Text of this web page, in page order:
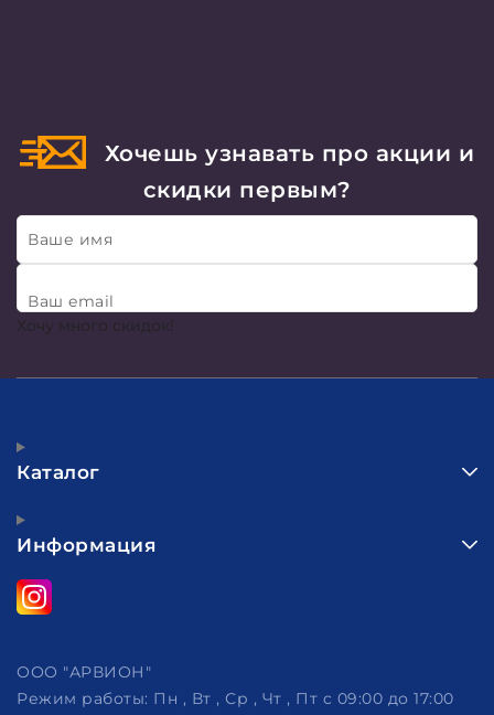
Хочешь узнавать про акции и
скидки первым?
Ваше имя
Ваш email
Хочу много скидок!
Каталог
Информация
ООО "АРВИОН"
Режим работы: Пн , Вт , Ср , Чт , Пт c 09:00 до 17:00